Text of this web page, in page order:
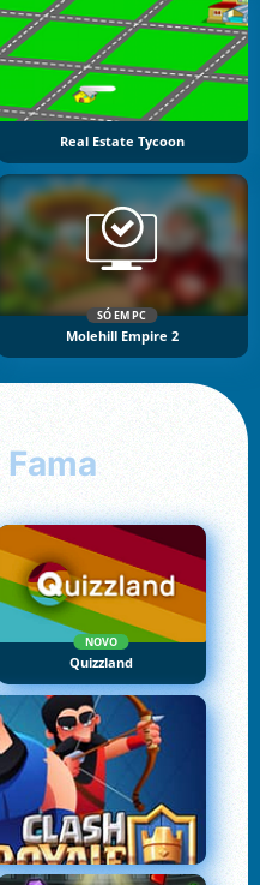
Real Estate Tycoon
SÓ EM PC
Molehill Empire 2
Fama
NOVO
Quizzland